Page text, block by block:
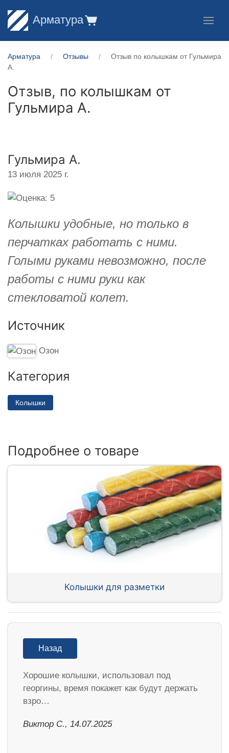
Арматура
Арматура Отзывы
Отзыв по колышкам от Гульмира
А.
Отзыв, по колышкам от
Гульмира А.
Гульмира А.
13 июля 2025 г.
Колышки удобные, но только в
перчатках работать с ними.
Голыми руками невозможно, после
работы с ними руки как
стекловатой колет.
Источник
Озон
Категория
Колышки
Подробнее о товаре
Колышки для разметки
Назад
Хорошие колышки, использовал под
георгины, время покажет как будут держать
взро…
Виктор С., 14.07.2025